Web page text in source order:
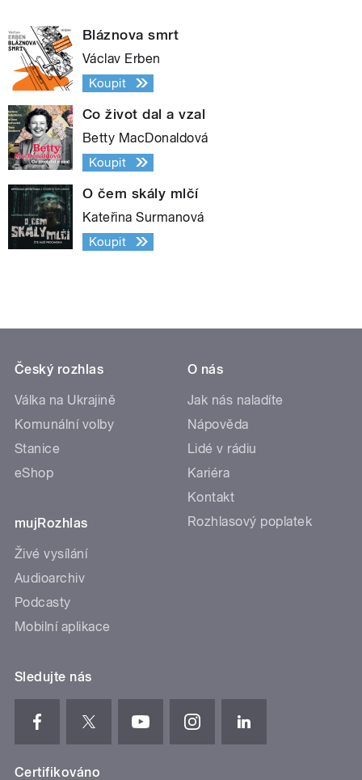
Bláznova smrt
Václav Erben
Koupit
Co život dal a vzal
Betty MacDonaldová
Koupit
O čem skály mlčí
Kateřina Surmanová
Koupit
Český rozhlas
Válka na Ukrajině
Komunální volby
Stanice
eShop
mujRozhlas
Živé vysílání
Audioarchiv
Podcasty
Mobilní aplikace
O nás
Jak nás naladíte
Nápověda
Lidé v rádiu
Kariéra
Kontakt
Rozhlasový poplatek
Sledujte nás
Certifikováno